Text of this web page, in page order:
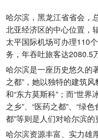
哈尔滨，黑龙江省省会，
北亚经济区的中心位置，
太平国际机场可办理110
务，年吞吐旅客达2080.5
哈尔滨是一座历史悠久的
之都”，她以独特的建筑
和“东方莫斯科”；而“世界
之乡”、“医药之都”、“绿
都”等则是人们对哈尔滨的
哈尔滨资源丰富、实力雄